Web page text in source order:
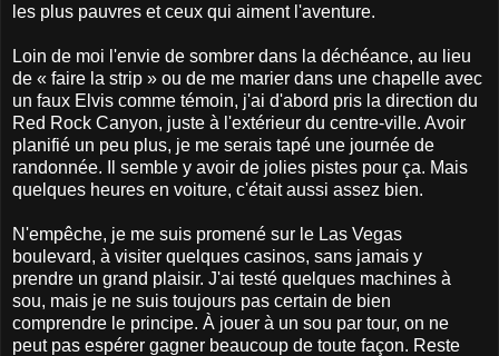
les plus pauvres et ceux qui aiment l'aventure.
Loin de moi l'envie de sombrer dans la déchéance, au lieu
de « faire la strip » ou de me marier dans une chapelle avec
un faux Elvis comme témoin, j'ai d'abord pris la direction du
Red Rock Canyon, juste à l'extérieur du centre-ville. Avoir
planifié un peu plus, je me serais tapé une journée de
randonnée. Il semble y avoir de jolies pistes pour ça. Mais
quelques heures en voiture, c'était aussi assez bien.
N'empêche, je me suis promené sur le Las Vegas
boulevard, à visiter quelques casinos, sans jamais y
prendre un grand plaisir. J'ai testé quelques machines à
sou, mais je ne suis toujours pas certain de bien
comprendre le principe. À jouer à un sou par tour, on ne
peut pas espérer gagner beaucoup de toute façon. Reste